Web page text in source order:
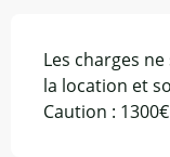
Les charges
la location et
Caution :